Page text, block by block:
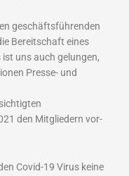
geschäftsführenden
Bereitschaft eines
uns auch gelungen,
Presse- und
den Mitgliedern vor-
Covid-19 Virus keine